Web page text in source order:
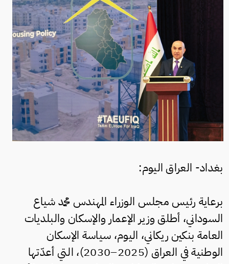
بغداد- العراق اليوم:
برعاية رئيس مجلس الوزراء المهندس محمد شياع
السوداني، أطلق وزير الإعمار والإسكان والبلديات
العامة بنكين ريكاني، اليوم، سياسة الإسكان
الوطنية في العراق (2025–2030)، التي أعدّتها